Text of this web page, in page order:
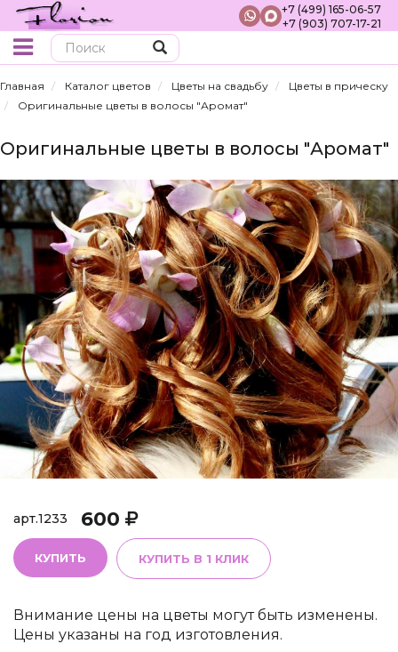
+7 (499) 165-06-57
+7 (903) 707-17-21
Главная Каталог цветов Цветы на свадьбу
Цветы в прическу
Оригинальные цветы в волосы "Аромат"
Оригинальные цветы в волосы "Аромат"
арт.1233 600
КУПИТЬ КУПИТЬ В 1 КЛИК
Внимание цены на цветы могут быть изменены.
Цены указаны на год изготовления.